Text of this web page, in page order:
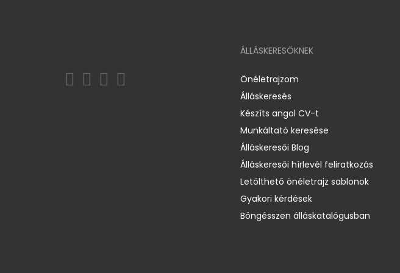
ÁLLÁSKERESŐKNEK
Önéletrajzom
Álláskeresés
Készíts angol CV-t
Munkáltató keresése
Álláskeresői Blog
Álláskeresői hírlevél feliratkozás
Letölthető önéletrajz sablonok
Gyakori kérdések
Böngésszen álláskatalógusban